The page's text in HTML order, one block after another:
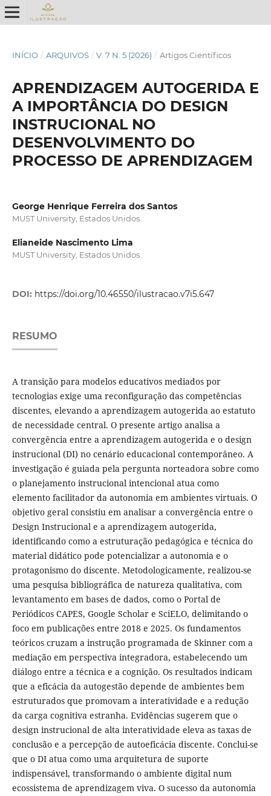
INÍCIO / ARQUIVOS / V. 7 N. 5 (2026) / Artigos Científicos
APRENDIZAGEM AUTOGERIDA E
A IMPORTÂNCIA DO DESIGN
INSTRUCIONAL NO
DESENVOLVIMENTO DO
PROCESSO DE APRENDIZAGEM
George Henrique Ferreira dos Santos
MUST University, Estados Unidos
Elianeide Nascimento Lima
MUST University, Estados Unidos
DOI: https://doi.org/10.46550/ilustracao.v7i5.647
RESUMO
A transição para modelos educativos mediados por
tecnologias exige uma reconfiguração das competências
discentes, elevando a aprendizagem autogerida ao estatuto
de necessidade central. O presente artigo analisa a
convergência entre a aprendizagem autogerida e o design
instrucional (DI) no cenário educacional contemporâneo. A
investigação é guiada pela pergunta norteadora sobre como
o planejamento instrucional intencional atua como
elemento facilitador da autonomia em ambientes virtuais. O
objetivo geral consistiu em analisar a convergência entre o
Design Instrucional e a aprendizagem autogerida,
identificando como a estruturação pedagógica e técnica do
material didático pode potencializar a autonomia e o
protagonismo do discente. Metodologicamente, realizou-se
uma pesquisa bibliográfica de natureza qualitativa, com
levantamento em bases de dados, como o Portal de
Periódicos CAPES, Google Scholar e SciELO, delimitando o
foco em publicações entre 2018 e 2025. Os fundamentos
teóricos cruzam a instrução programada de Skinner com a
mediação em perspectiva integradora, estabelecendo um
diálogo entre a técnica e a cognição. Os resultados indicam
que a eficácia da autogestão depende de ambientes bem
estruturados que promovam a interatividade e a redução
da carga cognitiva estranha. Evidências sugerem que o
design instrucional de alta interatividade eleva as taxas de
conclusão e a percepção de autoeficácia discente. Conclui-se
que o DI atua como uma arquitetura de suporte
indispensável, transformando o ambiente digital num
ecossistema de aprendizagem viva. O sucesso da autonomia